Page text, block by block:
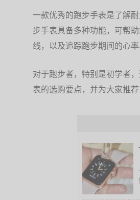
一款优秀的跑步手表是了解
步手表具备多种功能，可帮
线，以及追踪跑步期间的心率
对于跑步者，特别是初学者
表的选购要点，并为大家推